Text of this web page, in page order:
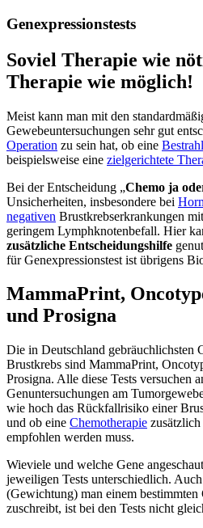
Genexpressionstests
Soviel Therapie wie
Therapie wie möglich!
Meist kann man mit den
Gewebeuntersuchungen sehr gut
Operation zu sein hat, ob eine
beispielsweise eine zielgerichtete
Bei der Entscheidung „Chemo ja
Unsicherheiten, insbesondere bei
negativen Brustkrebserkrankungen
geringem Lymphknotenbefall. Hier
zusätzliche Entscheidungshilfe
für Genexpressionstest ist übrigens
MammaPrint,
und Prosigna
Die in Deutschland gebräuchlichsten
Brustkrebs sind MammaPrint,
Prosigna. Alle diese Tests versuchen
Genuntersuchungen am
wie hoch das Rückfallrisiko einer
und ob eine Chemotherapie
empfohlen werden muss.
Wieviele und welche Gene
jeweiligen Tests unterschiedlich.
(Gewichtung) man einem bestimmten
zuschreibt, ist bei den Tests nicht